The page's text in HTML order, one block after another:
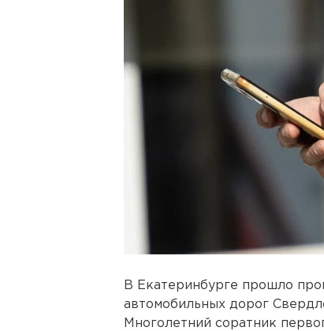
В Екатеринбурге прошло
автомобильных дорог
Многолетний соратник